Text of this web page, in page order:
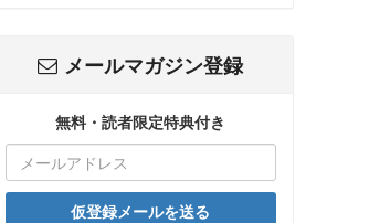
メールマガジン登録
無料・読者限定特典付き
仮登録メールを送る